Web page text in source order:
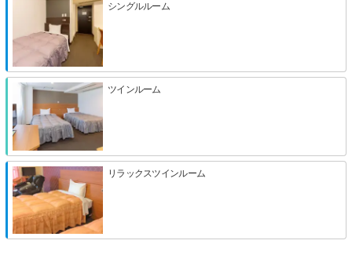
シングルルーム
ツインルーム
リラックスツインルーム